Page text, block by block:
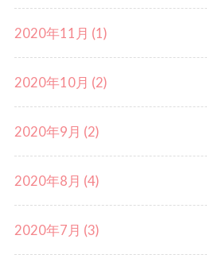
2020年11月 (1)
2020年10月 (2)
2020年9月 (2)
2020年8月 (4)
2020年7月 (3)